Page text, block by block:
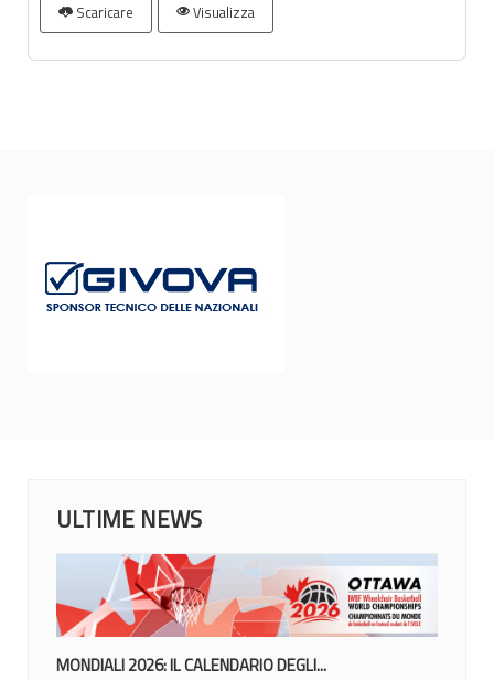
Scaricare Visualizza
ULTIME NEWS
MONDIALI 2026: IL CALENDARIO DEGLI...